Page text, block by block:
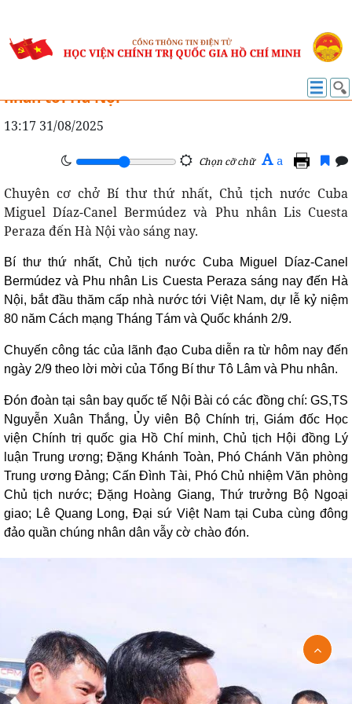
TIN HOẠT ĐỘNG
Bí thư thứ nhất, Chủ tịch nước Cuba và Phu
nhân tới Hà Nội
13:17 31/08/2025
Chọn cỡ chữ A a
Chuyên cơ chở Bí thư thứ nhất, Chủ tịch nước Cuba
Miguel Díaz-Canel Bermúdez và Phu nhân Lis Cuesta
Peraza đến Hà Nội vào sáng nay.
Bí thư thứ nhất, Chủ tịch nước Cuba Miguel Díaz-Canel
Bermúdez và Phu nhân Lis Cuesta Peraza sáng nay đến Hà
Nội, bắt đầu thăm cấp nhà nước tới Việt Nam, dự lễ kỷ niệm
80 năm Cách mạng Tháng Tám và Quốc khánh 2/9.
Chuyến công tác của lãnh đạo Cuba diễn ra từ hôm nay đến
ngày 2/9 theo lời mời của Tổng Bí thư Tô Lâm và Phu nhân.
Đón đoàn tại sân bay quốc tế Nội Bài có các đồng chí: GS,TS
Nguyễn Xuân Thắng, Ủy viên Bộ Chính trị, Giám đốc Học
viện Chính trị quốc gia Hồ Chí minh, Chủ tịch Hội đồng Lý
luận Trung ương;Đặng Khánh Toàn, PhóChánh Văn phòng
Trung ương Đảng; Cấn Đình Tài, Phó Chủ nhiệm Văn phòng
Chủ tịch nước; Đặng Hoàng Giang, Thứ trưởng Bộ Ngoại
giao; Lê Quang Long,Đại sứ Việt Nam tại Cuba cùng đông
đảo quần chúng nhân dân vẫy cờ chào đón.